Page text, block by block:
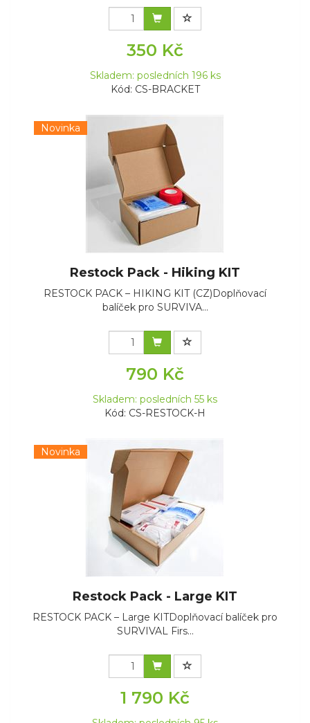
350 Kč
Skladem: posledních 196 ks
Kód: CS-BRACKET
Novinka
Restock Pack - Hiking KIT
RESTOCK PACK – HIKING KIT (CZ)Doplňovací
balíček pro SURVIVA...
790 Kč
Skladem: posledních 55 ks
Kód: CS-RESTOCK-H
Novinka
Restock Pack - Large KIT
RESTOCK PACK – Large KITDoplňovací balíček pro
SURVIVAL Firs...
1 790 Kč